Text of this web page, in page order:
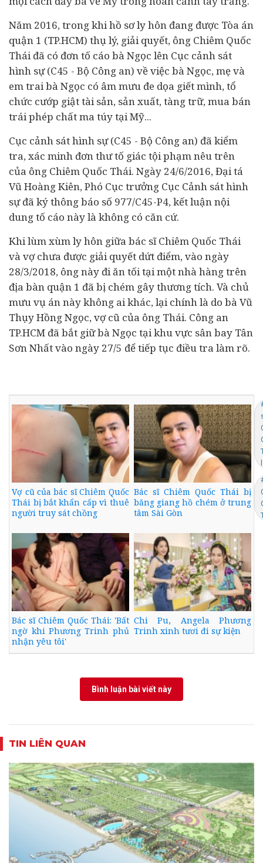
Năm 2016, trong khi hồ sơ ly hôn đang được Tòa án
quận 1 (TP.HCM) thụ lý, giải quyết, ông Chiêm Quốc
Thái đã có đơn tố cáo bà Ngọc lên Cục cảnh sát
hình sự (C45 - Bộ Công an) về việc bà Ngọc, mẹ và
em trai bà Ngọc có âm mưu đe dọa giết mình, tổ
chức cướp giật tài sản, sản xuất, tàng trữ, mua bán
trái phép chất ma túy tại Mỹ...
Cục cảnh sát hình sự (C45 - Bộ Công an) đã kiểm
tra, xác minh đơn thư tố giác tội phạm nêu trên
của ông Chiêm Quốc Thái. Ngày 24/6/2016, Đại tá
Vũ Hoàng Kiên, Phó Cục trưởng Cục Cảnh sát hình
sự đã ký thông báo số 977/C45-P4, kết luận nội
dung tố cáo này là không có căn cứ.
Khi lùm xùm ly hôn giữa bác sĩ Chiêm Quốc Thái
và vợ chưa được giải quyết dứt điểm, vào ngày
28/3/2018, ông này đi ăn tối tại một nhà hàng trên
địa bàn quận 1 đã bị chém gây thương tích. Và chủ
mưu vụ án này không ai khác, lại chính là do bà Vũ
Thụy Hồng Ngọc, vợ cũ của ông Thái. Công an
TP.HCM đã bắt giữ bà Ngọc tại khu vực sân bay Tân
Sơn Nhất vào ngày 27/5 để tiếp tục điều tra làm rõ.
Vợ cũ của bác sĩ Chiêm Quốc
Thái bị bắt khẩn cấp vì thuê
người truy sát chồng
Bác sĩ Chiêm Quốc Thái bị
băng giang hồ chém ở trung
tâm Sài Gòn
Bác sĩ Chiêm Quốc Thái: 'Bất
ngờ khi Phương Trinh phủ
nhận yêu tôi'
Chi Pu, Angela Phương
Trinh xinh tươi đi sự kiện
Bình luận bài viết này
TIN LIÊN QUAN